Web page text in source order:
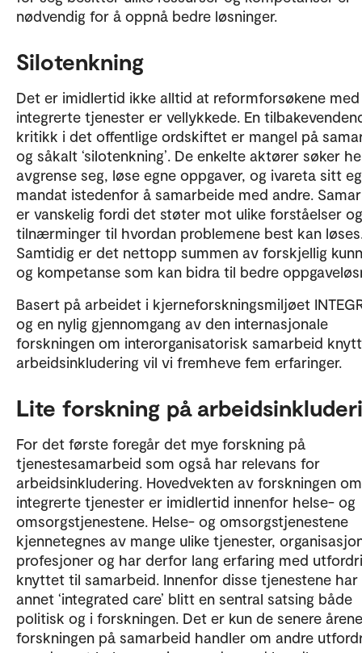
nødvendig for å oppnå bedre løsninger.
Silotenkning
Det er imidlertid ikke alltid at reformforsøkene med
integrerte tjenester er vellykkede. En
kritikk i det offentlige ordskiftet er mangel på
og såkalt ‘silotenkning’. De enkelte aktører søker
avgrense seg, løse egne oppgaver, og ivareta sitt
mandat istedenfor å samarbeide med andre.
er vanskelig fordi det støter mot ulike forståelser og
tilnærminger til hvordan problemene best kan
Samtidig er det nettopp summen av forskjellig
og kompetanse som kan bidra til bedre
Basert på arbeidet i kjerneforskningsmiljøet
og en nylig gjennomgang av den internasjonale
forskningen om interorganisatorisk samarbeid
arbeidsinkludering vil vi fremheve fem erfaringer.
Lite forskning på
For det første foregår det mye forskning på
tjenestesamarbeid som også har relevans for
arbeidsinkludering. Hovedvekten av forskningen om
integrerte tjenester er imidlertid innenfor helse- og
omsorgstjenestene. Helse- og omsorgstjenestene
kjennetegnes av mange ulike tjenester,
profesjoner og har derfor lang erfaring med
knyttet til samarbeid. Innenfor disse tjenestene har
annet ‘integrated care’ blitt en sentral satsing både
politisk og i forskningen. Det er kun de senere
forskningen på samarbeid handler om andre